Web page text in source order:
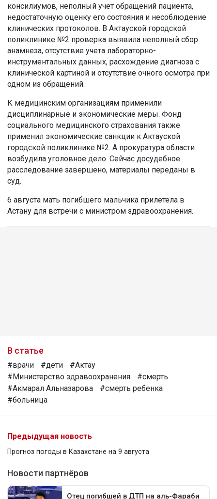
консилиумов, неполный учет обращений пациента,
недостаточную оценку его состояния и несоблюдение
клинических протоколов. В Актауской городской
поликлинике №2 проверка выявила неполный сбор
анамнеза, отсутствие учета лабораторно-
инструментальных данных, расхождение диагноза с
клинической картиной и отсутствие очного осмотра при
одном из обращений.
К медицинским организациям применили
дисциплинарные и экономические меры. Фонд
социального медицинского страхования также
применил экономические санкции к Актауской
городской поликлинике №2. А прокуратура области
возбудила уголовное дело. Сейчас досудебное
расследование завершено, материалы переданы в
суд.
6 августа мать погибшего мальчика прилетела в
Астану для встречи с министром здравоохранения.
В статье
#врачи #дети
#Актау
#Министерство здравоохранения
#смерть
#Акмарал Альназарова
#смерть ребенка
#больница
Предыдущая новость
Прогноз погоды в Казахстане на 9 августа